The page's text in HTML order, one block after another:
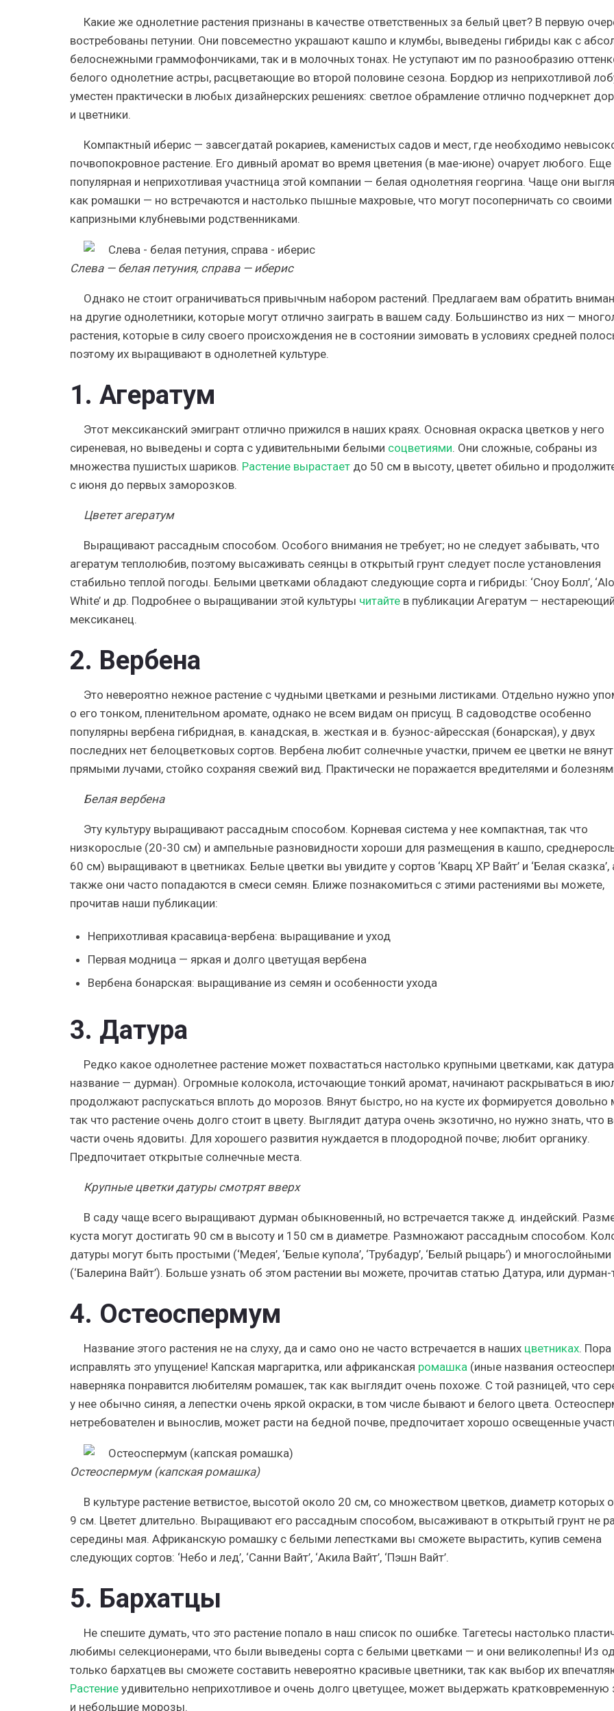
Какие же однолетние растения признаны в качестве ответственных за белый цвет? В первую
востребованы петунии. Они повсеместно украшают кашпо и клумбы, выведены гибриды как с
белоснежными граммофончиками, так и в молочных тонах. Не уступают им по разнообразию
белого однолетние астры, расцветающие во второй половине сезона. Бордюр из неприхотливой
уместен практически в любых дизайнерских решениях: светлое обрамление отлично подчеркнет
и цветники.
Компактный иберис — завсегдатай рокариев, каменистых садов и мест, где необходимо
почвопокровное растение. Его дивный аромат во время цветения (в мае-июне) очарует любого.
популярная и неприхотливая участница этой компании — белая однолетняя георгина. Чаще они
как ромашки — но встречаются и настолько пышные махровые, что могут посоперничать со своими
капризными клубневыми родственниками.
Слева — белая петуния, справа — иберис
Однако не стоит ограничиваться привычным набором растений. Предлагаем вам обратить
на другие однолетники, которые могут отлично заиграть в вашем саду. Большинство из них —
растения, которые в силу своего происхождения не в состоянии зимовать в условиях средней
поэтому их выращивают в однолетней культуре.
1. Агератум
Этот мексиканский эмигрант отлично прижился в наших краях. Основная окраска цветков у него
сиреневая, но выведены и сорта с удивительными белыми соцветиями. Они сложные, собраны из
множества пушистых шариков. Растение вырастает до 50 см в высоту, цветет обильно и
с июня до первых заморозков.
Цветет агератум
Выращивают рассадным способом. Особого внимания не требует; но не следует забывать, что
агератум теплолюбив, поэтому высаживать сеянцы в открытый грунт следует после установления
стабильно теплой погоды. Белыми цветками обладают следующие сорта и гибриды: ‘Сноу Болл’,
White’ и др. Подробнее о выращивании этой культуры читайте в публикации Агератум — нестареющий
мексиканец.
2. Вербена
Это невероятно нежное растение с чудными цветками и резными листиками. Отдельно нужно
о его тонком, пленительном аромате, однако не всем видам он присущ. В садоводстве особенно
популярны вербена гибридная, в. канадская, в. жесткая и в. буэнос-айресская (бонарская), у двух
последних нет белоцветковых сортов. Вербена любит солнечные участки, причем ее цветки не
прямыми лучами, стойко сохраняя свежий вид. Практически не поражается вредителями и
Белая вербена
Эту культуру выращивают рассадным способом. Корневая система у нее компактная, так что
низкорослые (20-30 см) и ампельные разновидности хороши для размещения в кашпо,
60 см) выращивают в цветниках. Белые цветки вы увидите у сортов ‘Кварц XP Вайт’ и ‘Белая сказка’,
также они часто попадаются в смеси семян. Ближе познакомиться с этими растениями вы можете,
прочитав наши публикации:
Неприхотливая красавица-вербена: выращивание и уход
Первая модница — яркая и долго цветущая вербена
Вербена бонарская: выращивание из семян и особенности ухода
3. Датура
Редко какое однолетнее растение может похвастаться настолько крупными цветками, как
название — дурман). Огромные колокола, источающие тонкий аромат, начинают раскрываться в
продолжают распускаться вплоть до морозов. Вянут быстро, но на кусте их формируется довольно
так что растение очень долго стоит в цвету. Выглядит датура очень экзотично, но нужно знать, что
части очень ядовиты. Для хорошего развития нуждается в плодородной почве; любит органику.
Предпочитает открытые солнечные места.
Крупные цветки датуры смотрят вверх
В саду чаще всего выращивают дурман обыкновенный, но встречается также д. индейский.
куста могут достигать 90 см в высоту и 150 см в диаметре. Размножают рассадным способом.
датуры могут быть простыми (‘Медея’, ‘Белые купола’, ‘Трубадур’, ‘Белый рыцарь’) и многослойными
(‘Балерина Вайт’). Больше узнать об этом растении вы можете, прочитав статью Датура, или дурман-
4. Остеоспермум
Название этого растения не на слуху, да и само оно не часто встречается в наших цветниках. Пора
исправлять это упущение! Капская маргаритка, или африканская ромашка (иные названия
наверняка понравится любителям ромашек, так как выглядит очень похоже. С той разницей, что
у нее обычно синяя, а лепестки очень яркой окраски, в том числе бывают и белого цвета.
нетребователен и вынослив, может расти на бедной почве, предпочитает хорошо освещенные
Остеоспермум (капская ромашка)
В культуре растение ветвистое, высотой около 20 см, со множеством цветков, диаметр которых
9 см. Цветет длительно. Выращивают его рассадным способом, высаживают в открытый грунт не
середины мая. Африканскую ромашку с белыми лепестками вы сможете вырастить, купив семена
следующих сортов: ‘Небо и лед’, ‘Санни Вайт’, ‘Акила Вайт’, ‘Пэшн Вайт’.
5. Бархатцы
Не спешите думать, что это растение попало в наш список по ошибке. Тагетесы настолько
любимы селекционерами, что были выведены сорта с белыми цветками — и они великолепны! Из
только бархатцев вы сможете составить невероятно красивые цветники, так как выбор их
Растение удивительно неприхотливое и очень долго цветущее, может выдержать кратковременную
и небольшие морозы.